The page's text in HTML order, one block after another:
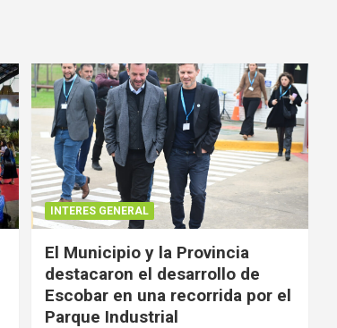
INTERES GENERAL
El Municipio y la Provincia
destacaron el desarrollo de
Escobar en una recorrida por el
Parque Industrial